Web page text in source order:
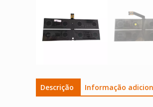
Descrição Informação